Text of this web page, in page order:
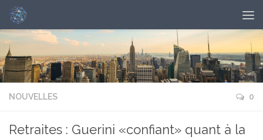
NOUVELLES 0
Retraites : Guerini «confiant» quant à la